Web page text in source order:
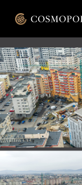
PROIECTE ÎN
PROIECTE
SPAȚII
INFO
CONTACT